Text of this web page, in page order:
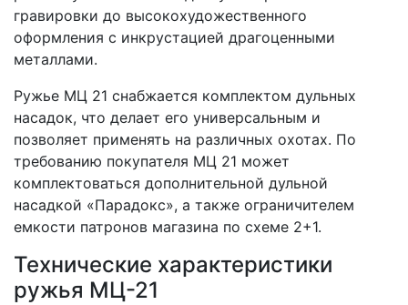
гравировки до высокохудожественного
оформления с инкрустацией драгоценными
металлами.
Ружье МЦ 21 снабжается комплектом дульных
насадок, что делает его универсальным и
позволяет применять на различных охотах. По
требованию покупателя МЦ 21 может
комплектоваться дополнительной дульной
насадкой «Парадокс», а также ограничителем
емкости патронов магазина по схеме 2+1.
Технические характеристики
ружья МЦ-21